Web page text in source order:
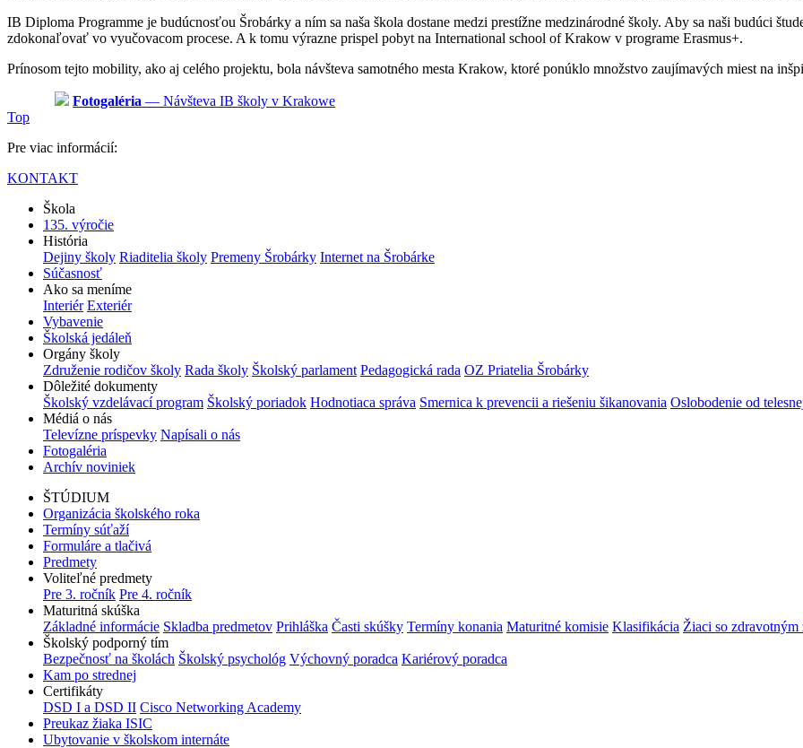
IB Diploma Programme je budúcnosťou Šrobárky a ním sa naša škola dostane medzi prestížne medzinárodné školy. Aby sa naši budúci
zdokonaľovať vo vyučovacom procese. A k tomu výrazne prispel pobyt na International school of Krakow v programe Erasmus+.
Prínosom tejto mobility, ako aj celého projektu, bola návšteva samotného mesta Krakow, ktoré ponúklo množstvo zaujímavých miest na
Fotogaléria — Návšteva IB školy v Krakowe
Top
Pre viac informácií:
KONTAKT
Škola
135. výročie
História
Dejiny školy Riaditelia školy Premeny Šrobárky Internet na Šrobárke
Súčasnosť
Ako sa meníme
Interiér Exteriér
Vybavenie
Školská jedáleň
Orgány školy
Združenie rodičov školy Rada školy Školský parlament Pedagogická rada OZ Priatelia Šrobárky
Dôležité dokumenty
Školský vzdelávací program Školský poriadok Hodnotiaca správa Smernica k prevencii a riešeniu šikanovania Oslobodenie od
Médiá o nás
Televízne príspevky Napísali o nás
Fotogaléria
Archív noviniek
ŠTÚDIUM
Organizácia školského roka
Termíny súťaží
Formuláre a tlačivá
Predmety
Voliteľné predmety
Pre 3. ročník Pre 4. ročník
Maturitná skúška
Základné informácie Skladba predmetov Prihláška Časti skúšky Termíny konania Maturitné komisie Klasifikácia Žiaci so
Školský podporný tím
Bezpečnosť na školách Školský psychológ Výchovný poradca Kariérový poradca
Kam po strednej
Certifikáty
DSD I a DSD II Cisco Networking Academy
Preukaz žiaka ISIC
Ubytovanie v školskom internáte